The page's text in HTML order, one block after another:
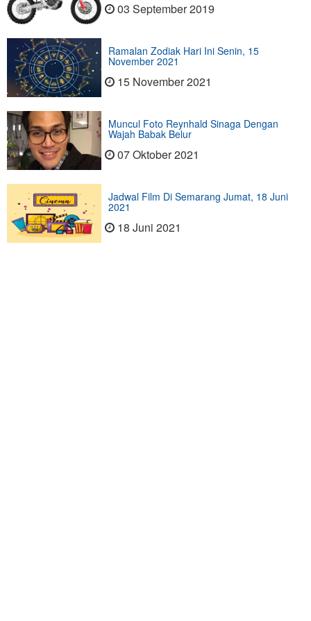
03 September 2019
Ramalan Zodiak Hari Ini Senin, 15
November 2021
15 November 2021
Muncul Foto Reynhald Sinaga Dengan
Wajah Babak Belur
07 Oktober 2021
Jadwal Film Di Semarang Jumat, 18 Juni
2021
18 Juni 2021